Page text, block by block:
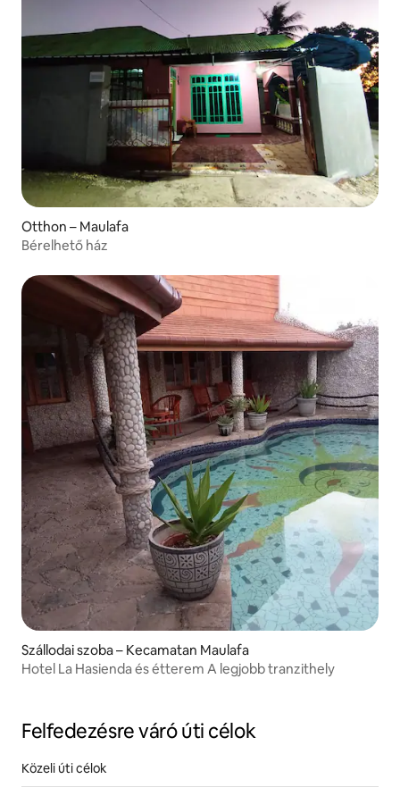
Otthon – Maulafa
Bérelhető ház
Szállodai szoba – Kecamatan Maulafa
Hotel La Hasienda és étterem A legjobb tranzithely
Felfedezésre váró úti célok
Közeli úti célok